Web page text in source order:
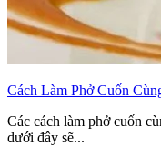
Cách Làm Phở Cuốn
Các cách làm phở cuốn
dưới đây sẽ...